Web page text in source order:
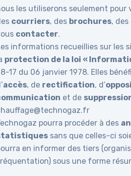
les utiliserons seulement pour
courriers, des brochures, des
contacter.
informations recueillies sur les
protection de la loi «
17 du 06 janvier 1978. Elles
accès, de rectification, d’
et de
pourra procéder à des
sans que celles-ci
en informer des tiers
sous une forme